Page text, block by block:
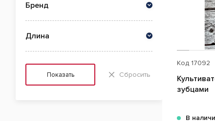
Бренд
Длина
Показать Сбросить
Код 17092
зубцами
В